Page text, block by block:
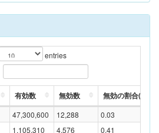
entries
有効数 無効数 無効の割合(%)
47,300,600 12,288
0.03
1,105,310 4,576 0.41